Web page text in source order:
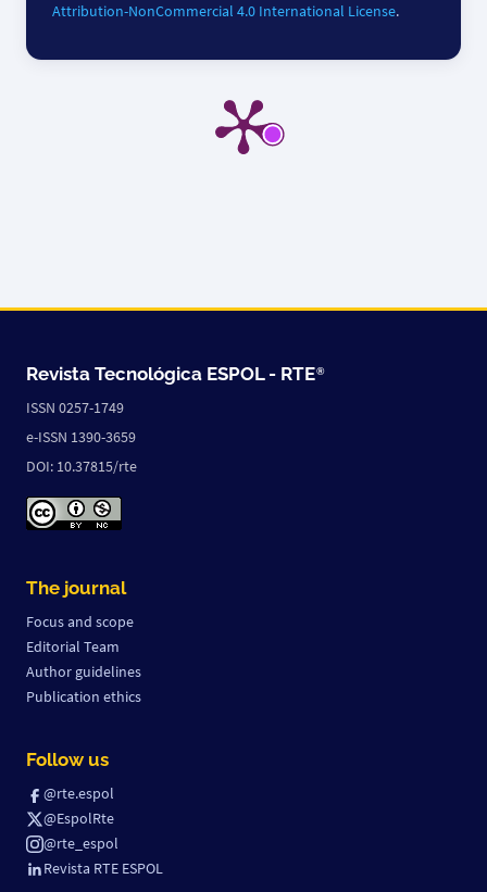
Attribution-NonCommercial 4.0 International License.
Revista Tecnológica ESPOL - RTE®
ISSN 0257-1749
e-ISSN 1390-3659
DOI: 10.37815/rte
The journal
Focus and scope
Editorial Team
Author guidelines
Publication ethics
Follow us
@rte.espol
@EspolRte
@rte_espol
Revista RTE ESPOL